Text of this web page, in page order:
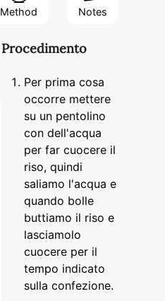
Method Notes
Procedimento
Per prima cosa
occorre mettere
su un pentolino
con dell'acqua
per far cuocere il
riso, quindi
saliamo l'acqua e
quando bolle
buttiamo il riso e
lasciamolo
cuocere per il
tempo indicato
sulla confezione.